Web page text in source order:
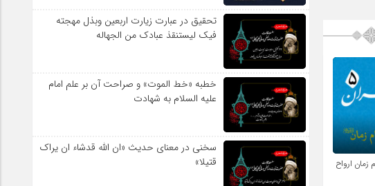
امام زمان ارواح
تحقیق در عبارت زیارت اربعین وبذل مهجته
فیک لیستنقذ عبادک من الجهاله
خطبه «خط الموت» و صراحت آن بر علم امام
علیه السلام به شهادت
سخنی در معنای حدیث «ان الله قدشاء ان یراک
قتیلا»